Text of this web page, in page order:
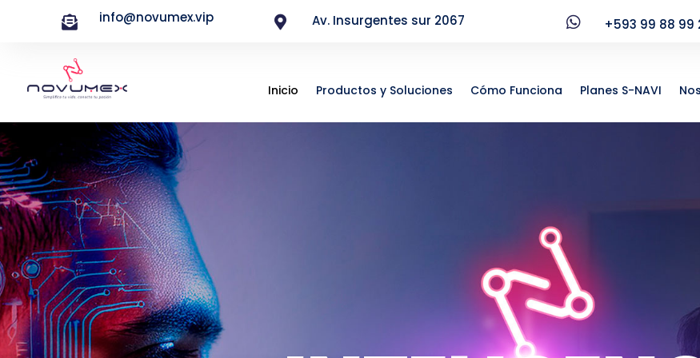
 info@novumex.vip  Av. Insurgentes sur 2067  +593 99 88 99
Inicio Productos y Soluciones Cómo Funciona Planes S-NAVI